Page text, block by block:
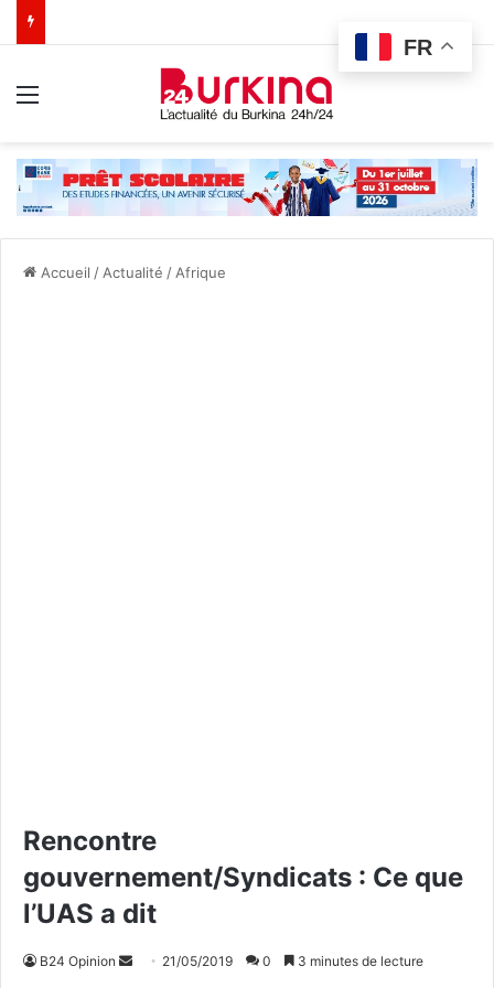
Accueil / Actualité / Afrique
Rencontre
gouvernement/Syndicats : Ce que
l’UAS a dit
B24 Opinion 21/05/2019 0 3 minutes de lecture
FR